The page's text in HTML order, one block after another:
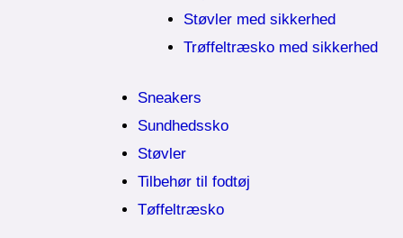
Støvler med sikkerhed
Trøffeltræsko med sikkerhed
Sneakers
Sundhedssko
Støvler
Tilbehør til fodtøj
Tøffeltræsko